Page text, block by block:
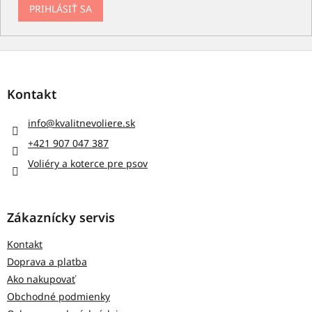
PRIHLÁSIŤ SA
pKontakt
info@kvalitnevoliere.sk
+421 907 047 387
Voliéry a koterce pre psov
Zákaznícky servis
Kontakt
Doprava a platba
Ako nakupovať
Obchodné podmienky